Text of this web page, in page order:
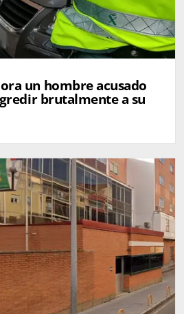
un hombre acusado
brutalmente a su